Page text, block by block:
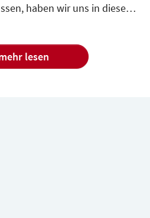
haben wir uns in dieser
geht. Die kreativen
sehen lassen.
lesen